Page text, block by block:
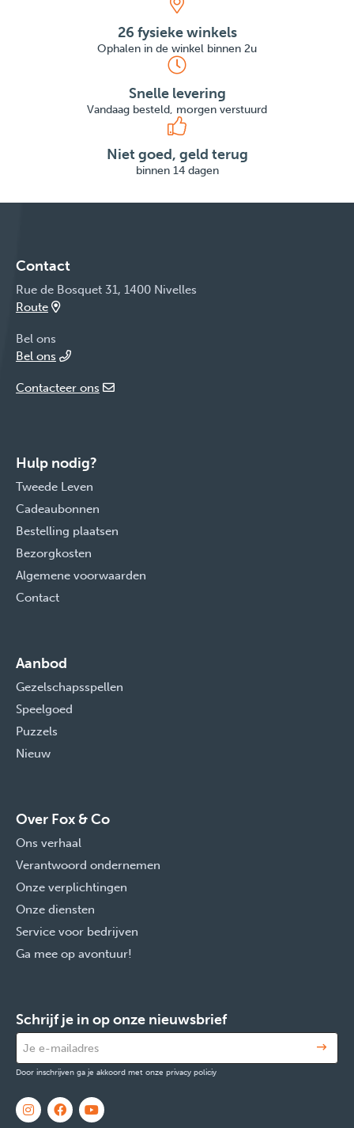
26 fysieke winkels
Ophalen in de winkel binnen 2u
Snelle levering
Vandaag besteld, morgen verstuurd
Niet goed, geld terug
binnen 14 dagen
Contact
Rue de Bosquet 31, 1400 Nivelles
Route
Bel ons
Bel ons
Contacteer ons
Hulp nodig?
Tweede Leven
Cadeaubonnen
Bestelling plaatsen
Bezorgkosten
Algemene voorwaarden
Contact
Aanbod
Gezelschapsspellen
Speelgoed
Puzzels
Nieuw
Over Fox & Co
Ons verhaal
Verantwoord ondernemen
Onze verplichtingen
Onze diensten
Service voor bedrijven
Ga mee op avontuur!
Schrijf je in op onze nieuwsbrief
Door inschrijven ga je akkoord met onze privacy policiy